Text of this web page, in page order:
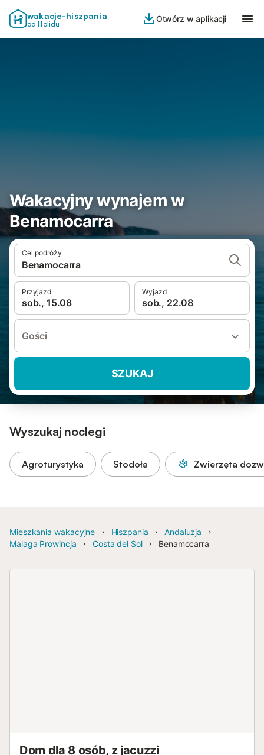
wakacje-hiszpania
od Holidu
Otwórz w aplikacji
Wakacyjny wynajem w
Benamocarra
Cel podróży
Benamocarra
Przyjazd
sob., 15.08
Wyjazd
sob., 22.08
Gości
SZUKAJ
Wyszukaj noclegi
Agroturystyka Stodoła Zwierzęta
Mieszkania wakacyjne Hiszpania
Andaluzja
Malaga Prowincja
Costa del Sol Benamocarra
Dom dla 8 osób, z jacuzzi